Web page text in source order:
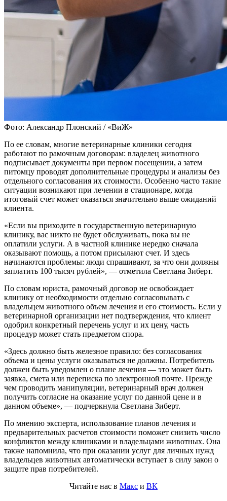
Фото: Александр Плонский / «ВиЖ»
По ее словам, многие ветеринарные клиники сегодня
работают по рамочным договорам: владелец животного
подписывает документы при первом посещении, а затем
питомцу проводят дополнительные процедуры и анализы без
отдельного согласования их стоимости. Особенно часто такие
ситуации возникают при лечении в стационаре, когда
итоговый счет может оказаться значительно выше ожиданий
клиента.
«Если вы приходите в государственную ветеринарную
клинику, вас никто не будет обслуживать, пока вы не
оплатили услуги. А в частной клинике нередко сначала
оказывают помощь, а потом присылают счет. И здесь
начинаются проблемы: люди спрашивают, за что они должны
заплатить 100 тысяч рублей», — отметила Светлана Зиберт.
По словам юриста, рамочный договор не освобождает
клинику от необходимости отдельно согласовывать с
владельцем животного объем лечения и его стоимость. Если у
ветеринарной организации нет подтверждения, что клиент
одобрил конкретный перечень услуг и их цену, часть
процедур может стать предметом спора.
«Здесь должно быть железное правило: без согласования
объема и цены услуги оказываться не должны. Потребитель
должен быть уведомлен о плане лечения — это может быть
заявка, смета или переписка по электронной почте. Прежде
чем проводить манипуляции, ветеринарный врач должен
получить согласие на оказание услуг по данной цене и в
данном объеме», — подчеркнула Светлана Зиберт.
По мнению эксперта, использование планов лечения и
предварительных расчетов стоимости поможет снизить число
конфликтов между клиниками и владельцами животных. Она
также напомнила, что при оказании услуг для личных нужд
владельцев животных автоматически вступает в силу закон о
защите прав потребителей.
Читайте нас в Макс и ВК